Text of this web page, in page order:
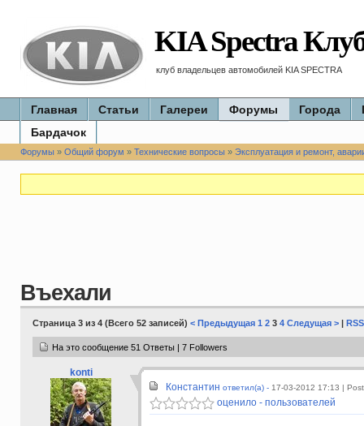
KIA Spectra
клуб владельцев автомобилей KIA SPECTRA
Главная Статьи Галереи Форумы Города
Бардачок
Форумы» Общий форум » Технические вопросы» Эксплуатация и ремонт,
Въехали
Страница 3 из 4 (Всего 52 записей) < Предыдущая 1 23 4 Следущая >| RSS
На это сообщение 51 Ответы | 7 Followers
konti
Константин ответил(а) - 17-03-2012 17:13 |
оценило - пользователей